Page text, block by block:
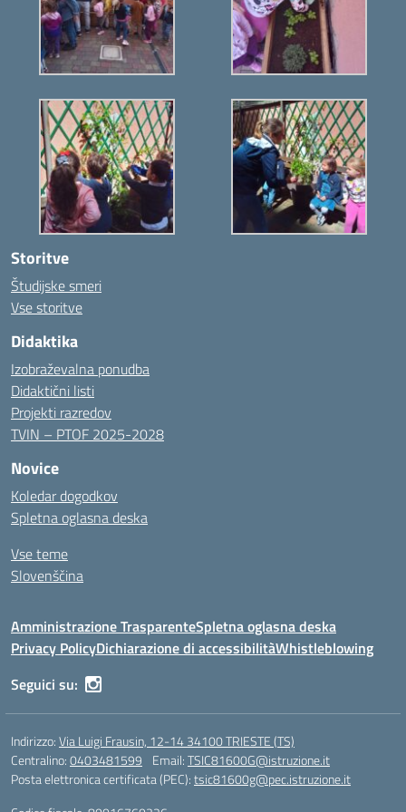
Storitve
Študijske smeri
Vse storitve
Didaktika
Izobraževalna ponudba
Didaktični listi
Projekti razredov
TVIN – PTOF 2025-2028
Novice
Koledar dogodkov
Spletna oglasna deska
Vse teme
Slovenščina
Amministrazione TrasparenteSpletna oglasna deska
Privacy PolicyDichiarazione di accessibilitàWhistleblowing
Seguici su:
Indirizzo:Via Luigi Frausin, 12-14 34100 TRIESTE (TS)
Centralino:0403481599 Email:TSIC81600G@istruzione.it
Posta elettronica certificata (PEC):tsic81600g@pec.istruzione.it